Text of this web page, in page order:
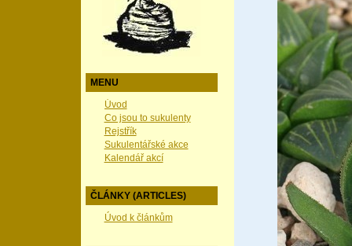
MENU
Úvod
Co jsou to sukulenty
Rejstřík
Sukulentářské akce
Kalendář akcí
ČLÁNKY (ARTICLES)
Úvod k článkům